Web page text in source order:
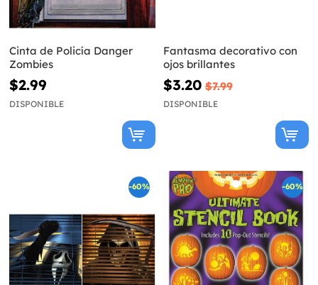
Cinta de Policía Danger
Zombies
$2.99
DISPONIBLE
Fantasma decorativo con
ojos brillantes
$3.20 $7.99
DISPONIBLE
-60% -60%